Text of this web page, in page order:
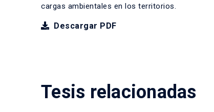
cargas ambientales en los territorios.
Descargar PDF
Tesis relacionadas